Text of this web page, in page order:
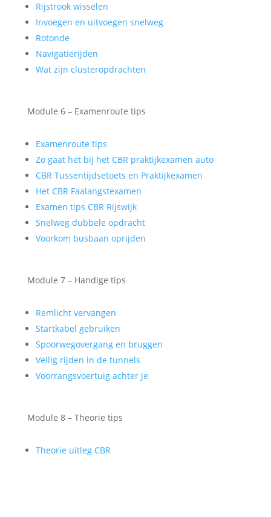
Rijstrook wisselen
Invoegen en uitvoegen snelweg
Rotonde
Navigatierijden
Wat zijn clusteropdrachten
Module 6 – Examenroute tips
Examenroute tips
Zo gaat het bij het CBR praktijkexamen auto
CBR Tussentijdsetoets en Praktijkexamen
Het CBR Faalangstexamen
Examen tips CBR Rijswijk
Snelweg dubbele opdracht
Voorkom busbaan oprijden
Module 7 – Handige tips
Remlicht vervangen
Startkabel gebruiken
Spoorwegovergang en bruggen
Veilig rijden in de tunnels
Voorrangsvoertuig achter je
Module 8 – Theorie tips
Theorie uitleg CBR